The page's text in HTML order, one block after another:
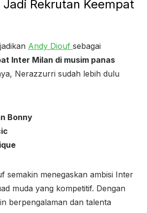
Rekrutan Keempat
Andy Diouf sebagai
Inter Milan di musim panas
Nerazzurri sudah lebih dulu
Bonny
semakin menegaskan ambisi Inter
muda yang kompetitif. Dengan
berpengalaman dan talenta